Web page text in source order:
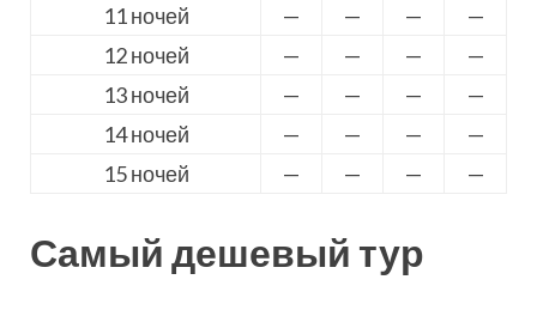
11 ночей
— — —
—
12 ночей
— — —
—
13 ночей
— — —
—
14 ночей
— — —
—
15 ночей
— — — —
Самый дешевый тур